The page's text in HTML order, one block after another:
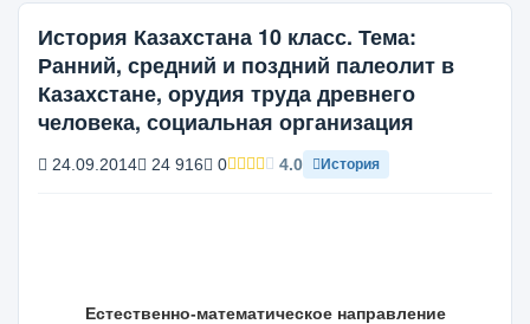
История Казахстана 10 класс. Тема:
Ранний, средний и поздний палеолит в
Казахстане, орудия труда древнего
человека, социальная организация
24.09.2014 24 916 0 4.0 История
Естественно-математическое направление